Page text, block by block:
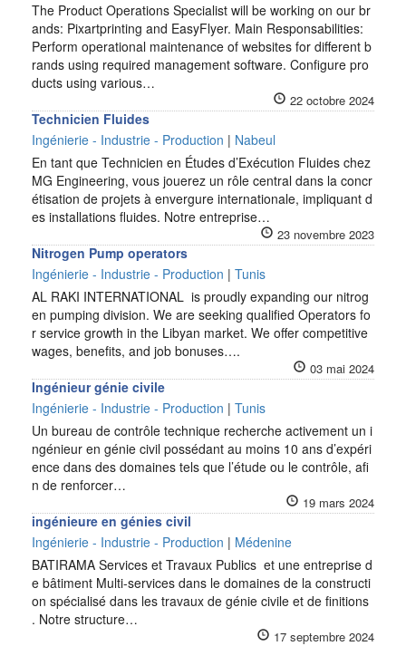
The Product Operations Specialist will be working on our br
ands: Pixartprinting and EasyFlyer. Main Responsabilities:
Perform operational maintenance of websites for different b
rands using required management software. Configure pro
ducts using various…
22 octobre 2024
Technicien Fluides
Ingénierie - Industrie - Production | Nabeul
En tant que Technicien en Études d’Exécution Fluides chez
MG Engineering, vous jouerez un rôle central dans la concr
étisation de projets à envergure internationale, impliquant d
es installations fluides. Notre entreprise…
23 novembre 2023
Nitrogen Pump operators
Ingénierie - Industrie - Production | Tunis
AL RAKI INTERNATIONAL is proudly expanding our nitrog
en pumping division. We are seeking qualified Operators fo
r service growth in the Libyan market. We offer competitive
wages, benefits, and job bonuses….
03 mai 2024
Ingénieur génie civile
Ingénierie - Industrie - Production | Tunis
Un bureau de contrôle technique recherche activement un i
ngénieur en génie civil possédant au moins 10 ans d’expéri
ence dans des domaines tels que l’étude ou le contrôle, afi
n de renforcer…
19 mars 2024
ingénieure en génies civil
Ingénierie - Industrie - Production | Médenine
BATIRAMA Services et Travaux Publics et une entreprise d
e bâtiment Multi-services dans le domaines de la constructi
on spécialisé dans les travaux de génie civile et de finitions
. Notre structure…
17 septembre 2024